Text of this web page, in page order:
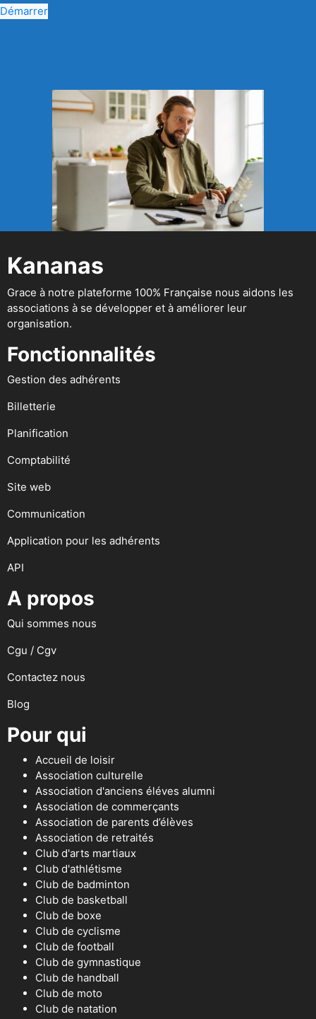
Démarrer
Kananas
Grace à notre plateforme 100% Française nous aidons les
associations à se développer et à améliorer leur
organisation.
Fonctionnalités
Gestion des adhérents
Billetterie
Planification
Comptabilité
Site web
Communication
Application pour les adhérents
API
A propos
Qui sommes nous
Cgu / Cgv
Contactez nous
Blog
Pour qui
Accueil de loisir
Association culturelle
Association d'anciens éléves alumni
Association de commerçants
Association de parents d’élèves
Association de retraités
Club d'arts martiaux
Club d'athlétisme
Club de badminton
Club de basketball
Club de boxe
Club de cyclisme
Club de football
Club de gymnastique
Club de handball
Club de moto
Club de natation